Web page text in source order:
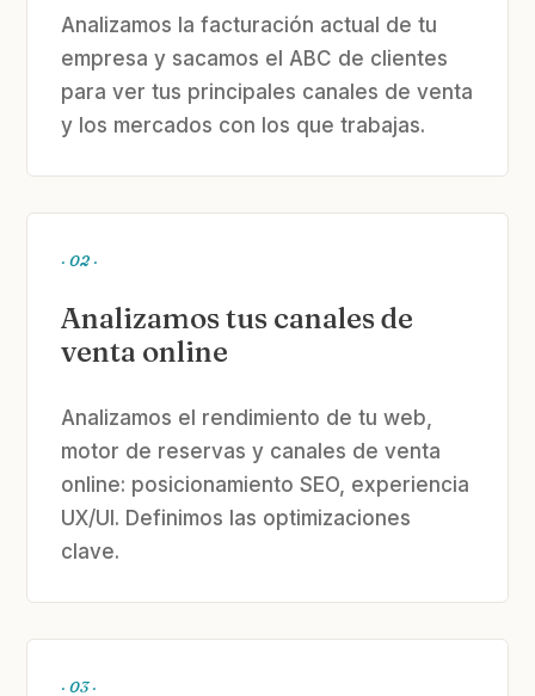
Analizamos la facturación actual de tu
empresa y sacamos el ABC de clientes
para ver tus principales canales de venta
y los mercados con los que trabajas.
· 02 ·
Analizamos tus canales de
venta online
Analizamos el rendimiento de tu web,
motor de reservas y canales de venta
online: posicionamiento SEO, experiencia
UX/UI. Definimos las optimizaciones
clave.
· 03 ·